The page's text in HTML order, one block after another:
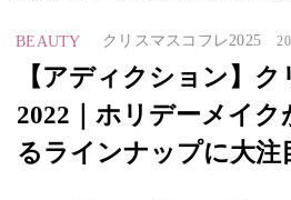
BEAUTY クリスマスコフレ2025
【アディクション】
2022｜ホリデーメイ
るラインナップに大注